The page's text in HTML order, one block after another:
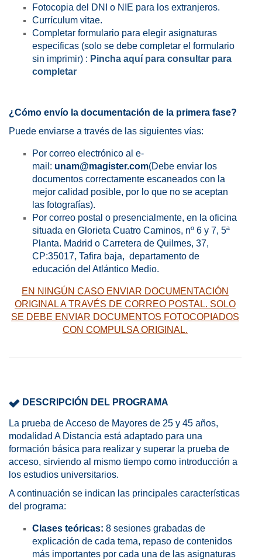
Fotocopia del DNI o NIE para los extranjeros.
Currículum vitae.
Completar formulario para elegir asignaturas
especificas (solo se debe completar el formulario
sin imprimir) : Pincha aquí para consultar para
completar
¿Cómo envío la documentación de la primera fase?
Puede enviarse a través de las siguientes vías:
Por correo electrónico al e-
mail: unam@magister.com(Debe enviar los
documentos correctamente escaneados con la
mejor calidad posible, por lo que no se aceptan
las fotografías).
Por correo postal o presencialmente, en la oficina
situada en Glorieta Cuatro Caminos, nº 6 y 7, 5ª
Planta. Madrid o Carretera de Quilmes, 37,
CP:35017, Tafira baja, departamento de
educación del Atlántico Medio.
EN NINGÚN CASO ENVIAR DOCUMENTACIÓN
ORIGINAL A TRAVÉS DE CORREO POSTAL. SOLO
SE DEBE ENVIAR DOCUMENTOS FOTOCOPIADOS
CON COMPULSA ORIGINAL.
DESCRIPCIÓN DEL PROGRAMA
La prueba de Acceso de Mayores de 25 y 45 años,
modalidad A Distancia está adaptado para una
formación básica para realizar y superar la prueba de
acceso, sirviendo al mismo tiempo como introducción a
los estudios universitarios.
A continuación se indican las principales características
del programa:
Clases teóricas: 8 sesiones grabadas de
explicación de cada tema, repaso de contenidos
más importantes por cada una de las asignaturas